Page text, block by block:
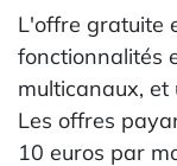
L'offre gratuite
fonctionnalités
multicanaux, et
Les offres
10 euros par